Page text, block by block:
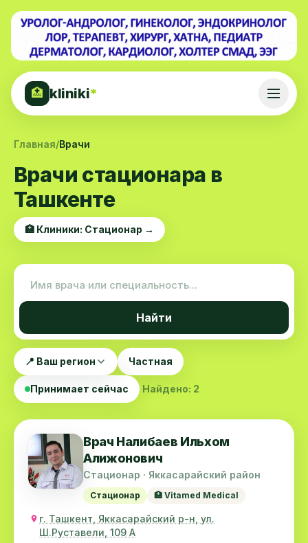
🏥 kliniki*
Главная/Врачи
Врачи стационара в
Ташкенте
🏥 Клиники: Стационар →
Найти
📍 Ваш регион Частная
Принимает сейчас Найдено: 2
Врач Налибаев Ильхом
Алижонович
Стационар · Яккасарайский район
Стационар 🏥 Vitamed Medical
г. Ташкент, Яккасарайский р-н, ул.
Ш.Руставели, 109 А